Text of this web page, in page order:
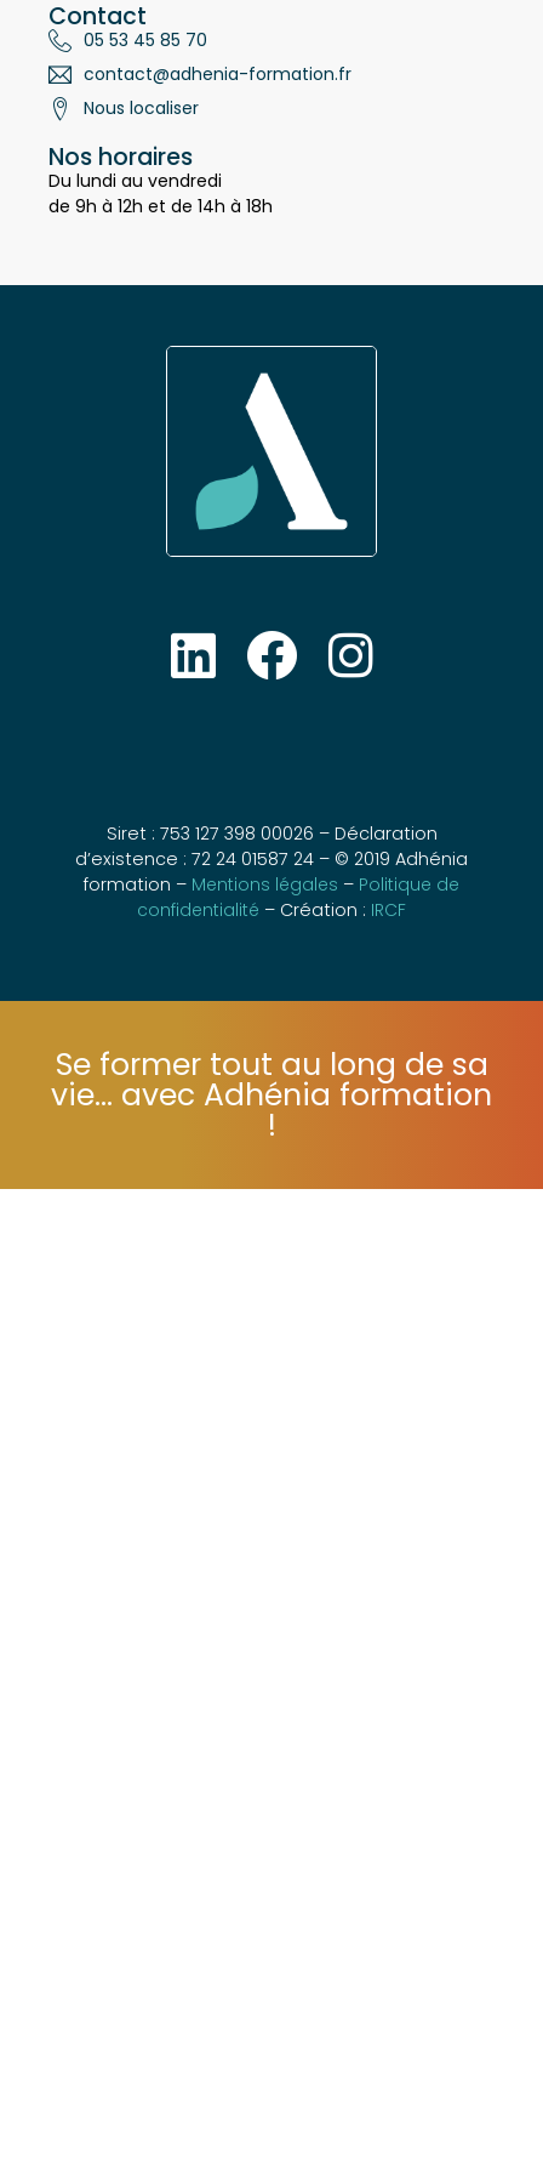
Contact
05 53 45 85 70
contact@adhenia-formation.fr
Nous localiser
Nos horaires
Du lundi au vendredi
de 9h à 12h et de 14h à 18h
Siret : 753 127 398 00026 – Déclaration
d’existence : 72 24 01587 24 – © 2019 Adhénia
formation – Mentions légales – Politique de
confidentialité – Création : IRCF
Se former tout au long de sa
vie... avec Adhénia formation
!